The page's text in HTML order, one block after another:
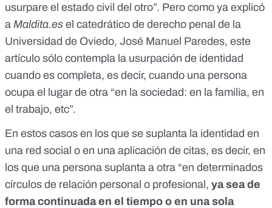
usurpare el estado civil del otro”. Pero como ya explicó
a Maldita.es el catedrático de derecho penal de la
Universidad de Oviedo, José Manuel Paredes, este
artículo sólo contempla la usurpación de identidad
cuando es completa, es decir, cuando una persona
ocupa el lugar de otra “en la sociedad: en la familia, en
el trabajo, etc”.
En estos casos en los que se suplanta la identidad en
una red social o en una aplicación de citas, es decir, en
los que una persona suplanta a otra “en determinados
círculos de relación personal o profesional, ya sea de
forma continuada en el tiempo o en una sola